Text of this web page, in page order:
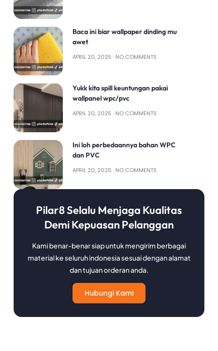
Baca ini biar wallpaper dinding mu
awet
APRIL 20, 2025 NO COMMENTS
Yukk kita spill keuntungan pakai
wallpanel wpc/pvc
APRIL 20, 2025 NO COMMENTS
Ini loh perbedaannya bahan WPC
dan PVC
APRIL 20, 2025 NO COMMENTS
Pilar8 Selalu Menjaga Kualitas
Demi Kepuasan Pelanggan​
Kami benar-benar siap untuk mengirim berbagai
material ke seluruh indonesia sesuai dengan alamat
dan tujuan orderan anda.
Hubungi Kami